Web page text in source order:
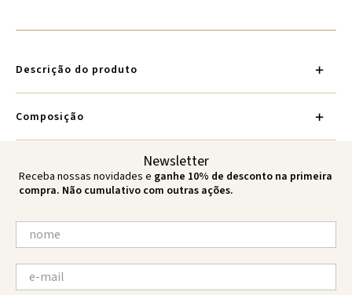
Descrição do produto
Composição
Newsletter
Receba nossas novidades e ganhe 10% de desconto na primeira
compra. Não cumulativo com outras ações.